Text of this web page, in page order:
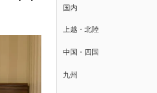
国内
上越・北陸
中国・四国
九州